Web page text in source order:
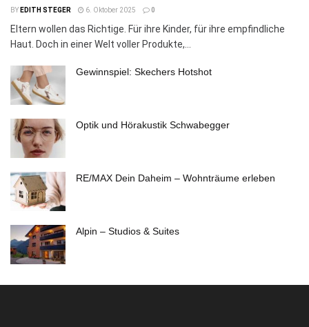
BY EDITH STEGER 6. Oktober 2025 0
Eltern wollen das Richtige. Für ihre Kinder, für ihre empfindliche
Haut. Doch in einer Welt voller Produkte,...
Gewinnspiel: Skechers Hotshot
Optik und Hörakustik Schwabegger
RE/MAX Dein Daheim – Wohnträume erleben
Alpin – Studios & Suites